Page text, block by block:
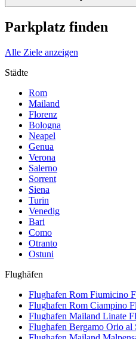
Parkplatz finden
Alle Ziele anzeigen
Städte
Rom
Mailand
Florenz
Bologna
Neapel
Genua
Verona
Salerno
Sorrent
Siena
Turin
Venedig
Bari
Como
Otranto
Ostuni
Flughäfen
Flughafen Rom Fiumicino
Flughafen Rom Ciampino
Flughafen Mailand Linate
Flughafen Bergamo Orio al